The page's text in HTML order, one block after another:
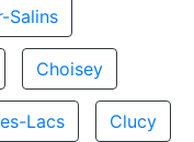
Salins
Choisey
Lacs Clucy